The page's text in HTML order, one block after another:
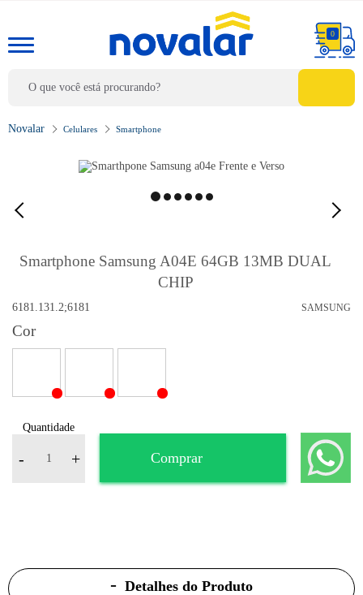
0
Celulares Smartphone
Smartphone Samsung A04E 64GB 13MB DUAL
CHIP
SAMSUNG
6181.131.2;6181
Cor
Quantidade
- + Comprar
Detalhes do Produto